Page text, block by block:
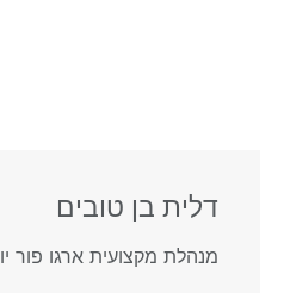
דלית בן טובים
מנהלת מקצועית ארגו פור יו